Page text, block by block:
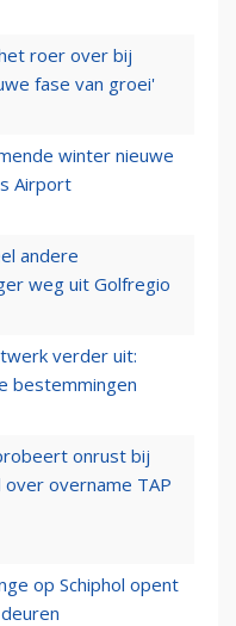
roer over bij
fase van groei'
winter nieuwe
Airport
andere
weg uit Golfregio
verder uit:
bestemmingen
onrust bij
overname TAP
op Schiphol opent